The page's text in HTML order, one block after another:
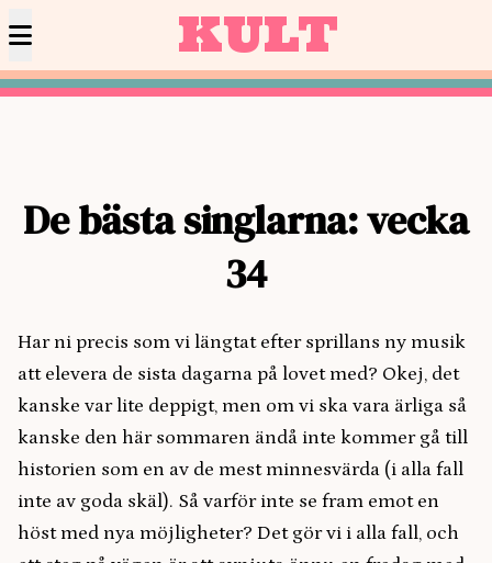
KULT
De bästa singlarna: vecka
34
Har ni precis som vi längtat efter sprillans ny musik
att elevera de sista dagarna på lovet med? Okej, det
kanske var lite deppigt, men om vi ska vara ärliga så
kanske den här sommaren ändå inte kommer gå till
historien som en av de mest minnesvärda (i alla fall
inte av goda skäl). Så varför inte se fram emot en
höst med nya möjligheter? Det gör vi i alla fall, och